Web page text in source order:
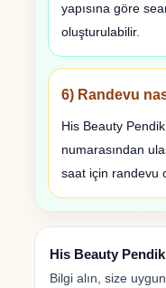
yapısına göre
oluşturulabilir.
6) Randevu
His Beauty
numarasından
saat için randevu
His Beauty
Bilgi alın, size